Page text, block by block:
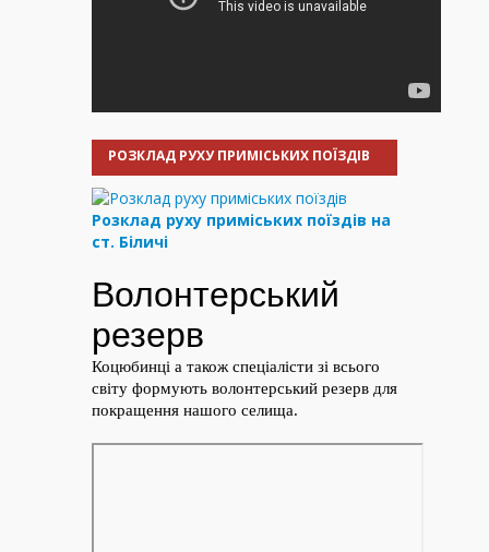
РОЗКЛАД РУХУ ПРИМІСЬКИХ ПОЇЗДІВ
Розклад руху приміських поїздів на
ст. Біличі